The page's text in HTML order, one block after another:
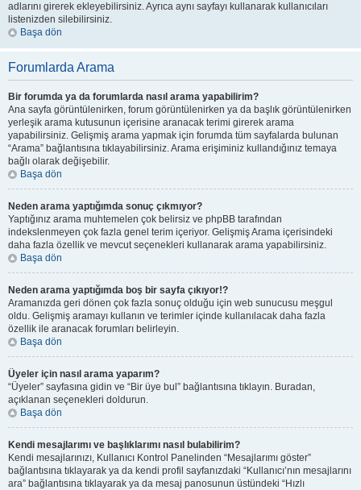
adlarını girerek ekleyebilirsiniz. Ayrıca aynı sayfayı kullanarak kullanıcıları
listenizden silebilirsiniz.
Başa dön
Forumlarda Arama
Bir forumda ya da forumlarda nasıl arama yapabilirim?
Ana sayfa görüntülenirken, forum görüntülenirken ya da başlık görüntülenirken
yerleşik arama kutusunun içerisine aranacak terimi girerek arama
yapabilirsiniz. Gelişmiş arama yapmak için forumda tüm sayfalarda bulunan
“Arama” bağlantısına tıklayabilirsiniz. Arama erişiminiz kullandığınız temaya
bağlı olarak değişebilir.
Başa dön
Neden arama yaptığımda sonuç çıkmıyor?
Yaptığınız arama muhtemelen çok belirsiz ve phpBB tarafından
indekslenmeyen çok fazla genel terim içeriyor. Gelişmiş Arama içerisindeki
daha fazla özellik ve mevcut seçenekleri kullanarak arama yapabilirsiniz.
Başa dön
Neden arama yaptığımda boş bir sayfa çıkıyor!?
Aramanızda geri dönen çok fazla sonuç olduğu için web sunucusu meşgul
oldu. Gelişmiş aramayı kullanın ve terimler içinde kullanılacak daha fazla
özellik ile aranacak forumları belirleyin.
Başa dön
Üyeler için nasıl arama yaparım?
“Üyeler” sayfasına gidin ve “Bir üye bul” bağlantısına tıklayın. Buradan,
açıklanan seçenekleri doldurun.
Başa dön
Kendi mesajlarımı ve başlıklarımı nasıl bulabilirim?
Kendi mesajlarınızı, Kullanıcı Kontrol Panelinden “Mesajlarımı göster”
bağlantısına tıklayarak ya da kendi profil sayfanızdaki “Kullanıcı’nın mesajlarını
ara” bağlantısına tıklayarak ya da mesaj panosunun üstündeki “Hızlı